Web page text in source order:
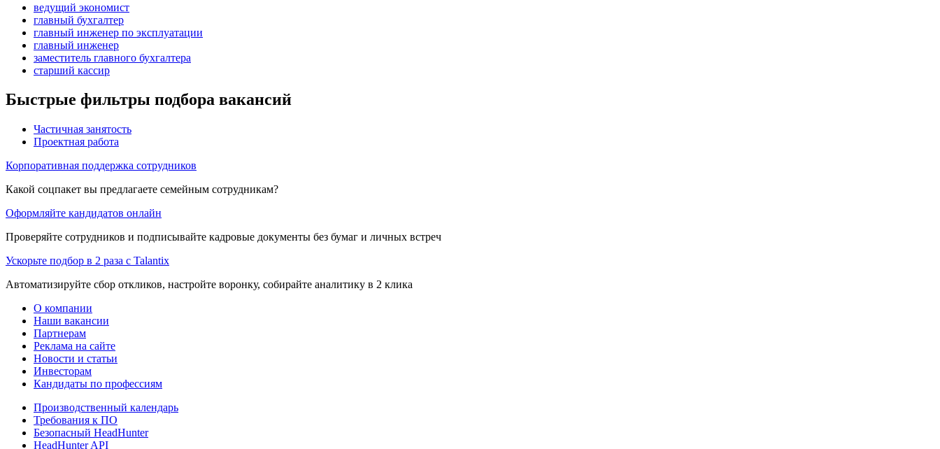
ведущий экономист
главный бухгалтер
главный инженер по эксплуатации
главный инженер
заместитель главного бухгалтера
старший кассир
Быстрые фильтры подбора вакансий
Частичная занятость
Проектная работа
Корпоративная поддержка сотрудников
Какой соцпакет вы предлагаете семейным сотрудникам?
Оформляйте кандидатов онлайн
Проверяйте сотрудников и подписывайте кадровые документы без бумаг и личных встреч
Ускорьте подбор в 2 раза с Talantix
Автоматизируйте сбор откликов, настройте воронку, собирайте аналитику в 2 клика
О компании
Наши вакансии
Партнерам
Реклама на сайте
Новости и статьи
Инвесторам
Кандидаты по профессиям
Производственный календарь
Требования к ПО
Безопасный HeadHunter
HeadHunter API